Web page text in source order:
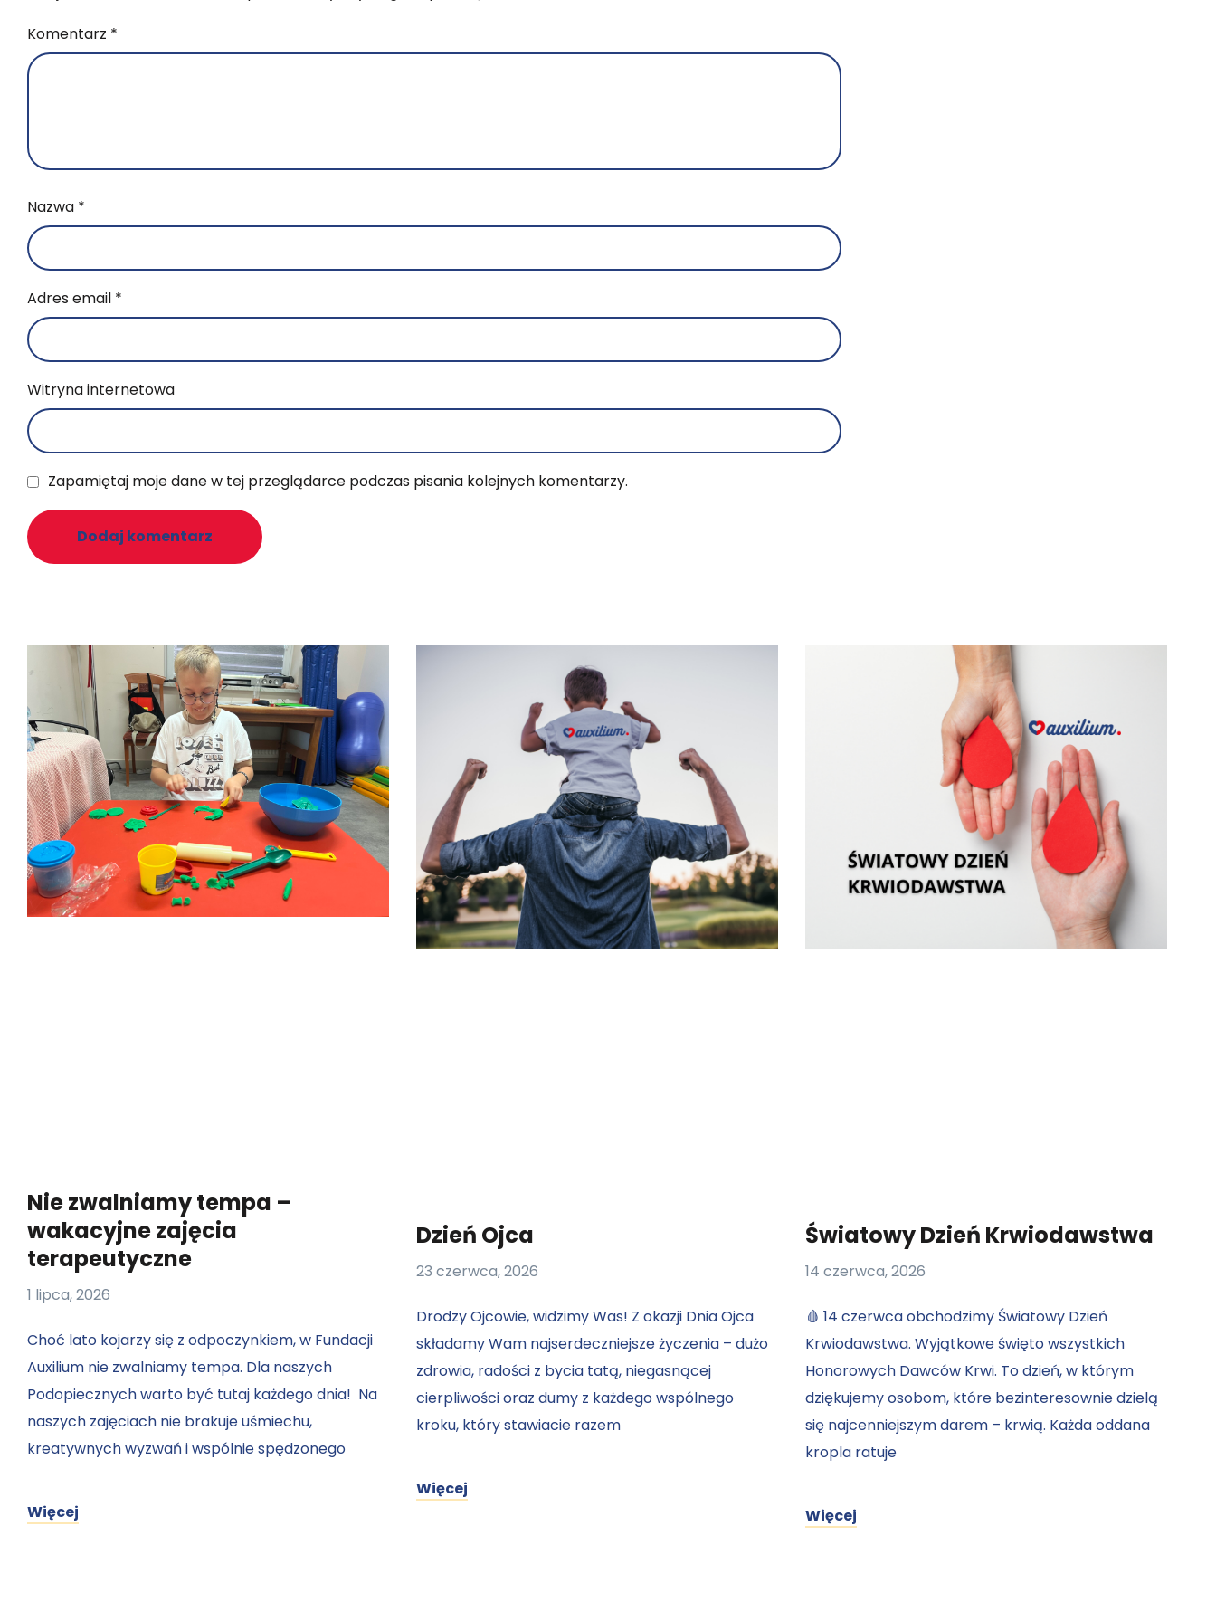
Komentarz *
Nazwa *
Adres email *
Witryna internetowa
Zapamiętaj moje dane w tej przeglądarce podczas pisania kolejnych komentarzy.
Nie zwalniamy tempa –
wakacyjne zajęcia
terapeutyczne
1 lipca, 2026
Choć lato kojarzy się z odpoczynkiem, w Fundacji
Auxilium nie zwalniamy tempa. Dla naszych
Podopiecznych warto być tutaj każdego dnia! Na
naszych zajęciach nie brakuje uśmiechu,
kreatywnych wyzwań i wspólnie spędzonego
Więcej
Dzień Ojca
23 czerwca, 2026
Drodzy Ojcowie, widzimy Was! Z okazji Dnia Ojca
składamy Wam najserdeczniejsze życzenia – dużo
zdrowia, radości z bycia tatą, niegasnącej
cierpliwości oraz dumy z każdego wspólnego
kroku, który stawiacie razem
Więcej
Światowy Dzień Krwiodawstwa
14 czerwca, 2026
🩸 14 czerwca obchodzimy Światowy Dzień
Krwiodawstwa. Wyjątkowe święto wszystkich
Honorowych Dawców Krwi. To dzień, w którym
dziękujemy osobom, które bezinteresownie dzielą
się najcenniejszym darem – krwią. Każda oddana
kropla ratuje
Więcej